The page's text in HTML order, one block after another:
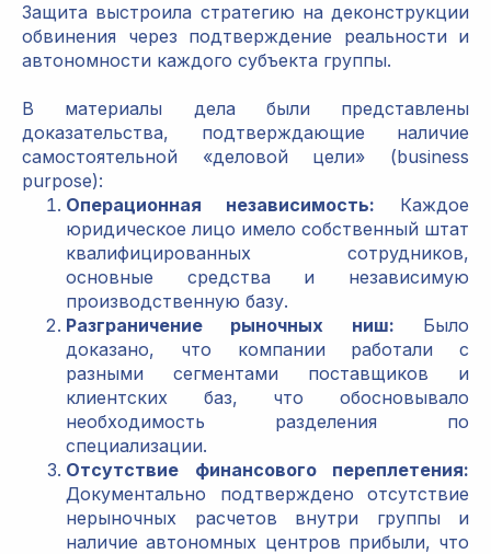
Защита выстроила стратегию на деконструкции
обвинения через подтверждение реальности и
автономности каждого субъекта группы.
В материалы дела были представлены
доказательства, подтверждающие наличие
самостоятельной «деловой цели» (business
purpose):
Операционная независимость: Каждое
юридическое лицо имело собственный штат
квалифицированных сотрудников,
основные средства и независимую
производственную базу.
Разграничение рыночных ниш: Было
доказано, что компании работали с
разными сегментами поставщиков и
клиентских баз, что обосновывало
необходимость разделения по
специализации.
Отсутствие финансового переплетения:
Документально подтверждено отсутствие
нерыночных расчетов внутри группы и
наличие автономных центров прибыли, что